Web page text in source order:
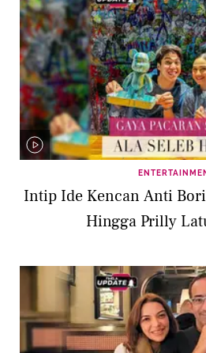
Intip Ide Kencan Anti
Hingga Prilly